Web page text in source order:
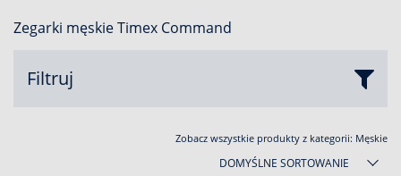
Zegarki męskie Timex Command
Filtruj
Zobacz wszystkie produkty z kategorii: Męskie
DOMYŚLNE SORTOWANIE